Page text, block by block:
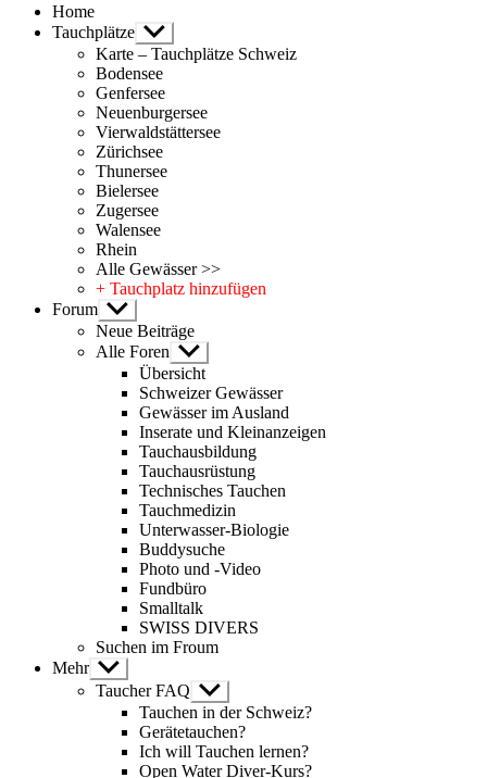
Home
Tauchplätze Untermenü
anzeigen
Karte – Tauchplätze Schweiz
Bodensee
Genfersee
Neuenburgersee
Vierwaldstättersee
Zürichsee
Thunersee
Bielersee
Zugersee
Walensee
Rhein
Alle Gewässer >>
+ Tauchplatz hinzufügen
Forum Untermenü
anzeigen
Neue Beiträge
Alle Foren Untermenü
anzeigen
Übersicht
Schweizer Gewässer
Gewässer im Ausland
Inserate und Kleinanzeigen
Tauchausbildung
Tauchausrüstung
Technisches Tauchen
Tauchmedizin
Unterwasser-Biologie
Buddysuche
Photo und -Video
Fundbüro
Smalltalk
SWISS DIVERS
Suchen im Froum
Mehr Untermenü
anzeigen
Taucher FAQ Untermenü
anzeigen
Tauchen in der Schweiz?
Gerätetauchen?
Ich will Tauchen lernen?
Open Water Diver-Kurs?